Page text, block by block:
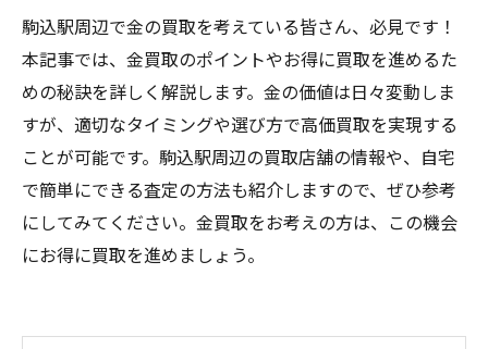
駒込駅周辺で金の買取を考えている皆さん、必見です！
本記事では、金買取のポイントやお得に買取を進めるた
めの秘訣を詳しく解説します。金の価値は日々変動しま
すが、適切なタイミングや選び方で高価買取を実現する
ことが可能です。駒込駅周辺の買取店舗の情報や、自宅
で簡単にできる査定の方法も紹介しますので、ぜひ参考
にしてみてください。金買取をお考えの方は、この機会
にお得に買取を進めましょう。